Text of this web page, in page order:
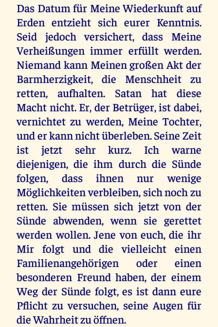
Das Datum für Meine Wiederkunft auf
Erden entzieht sich eurer Kenntnis.
Seid jedoch versichert, dass Meine
Verheißungen immer erfüllt werden.
Niemand kann Meinen großen Akt der
Barmherzigkeit, die Menschheit zu
retten, aufhalten. Satan hat diese
Macht nicht. Er, der Betrüger, ist dabei,
vernichtet zu werden, Meine Tochter,
und er kann nicht überleben. Seine Zeit
ist jetzt sehr kurz. Ich warne
diejenigen, die ihm durch die Sünde
folgen, dass ihnen nur wenige
Möglichkeiten verbleiben, sich noch zu
retten. Sie müssen sich jetzt von der
Sünde abwenden, wenn sie gerettet
werden wollen. Jene von euch, die ihr
Mir folgt und die vielleicht einen
Familienangehörigen oder einen
besonderen Freund haben, der einem
Weg der Sünde folgt, es ist dann eure
Pflicht zu versuchen, seine Augen für
die Wahrheit zu öffnen.